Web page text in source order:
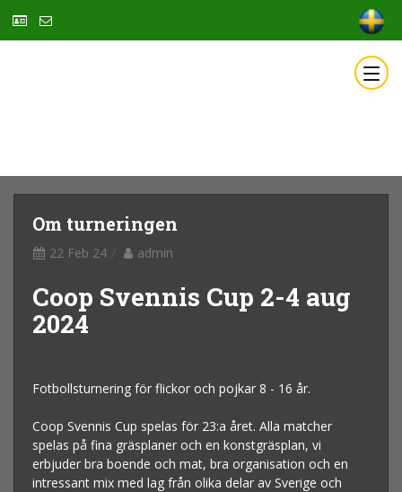
Om turneringen
22 Feb 24 admin
Coop Svennis Cup 2-4 aug
2024
Fotbollsturnering för flickor och pojkar 8 - 16 år.
Coop Svennis Cup spelas för 23:a året. Alla matcher
spelas på fina gräsplaner och en konstgräsplan, vi
erbjuder bra boende och mat, bra organisation och en
intressant mix med lag från olika delar av Sverige och